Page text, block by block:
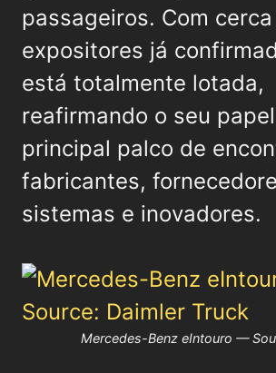
passageiros. Com
expositores já
está totalmente lotada,
reafirmando o seu
principal palco de
fabricantes,
sistemas e inovadores.
Mercedes-Benz eIntouro —